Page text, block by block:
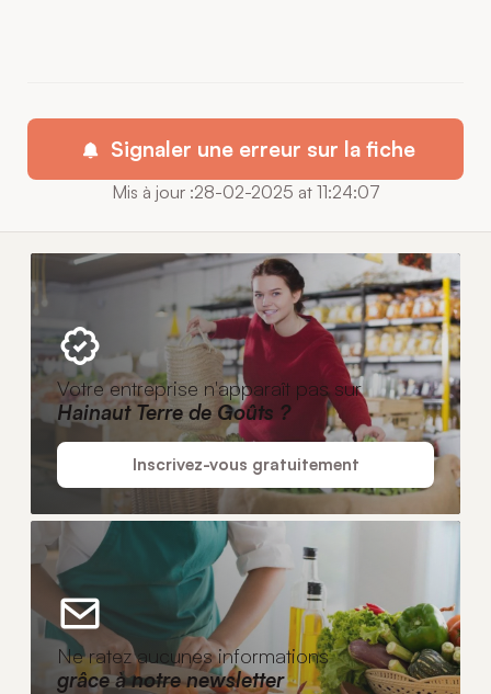
Signaler une erreur sur la fiche
Mis à jour :28-02-2025 at 11:24:07
Votre entreprise n'apparaît pas sur
Hainaut Terre de Goûts ?
Inscrivez-vous gratuitement
Ne ratez aucunes informations
grâce à notre newsletter